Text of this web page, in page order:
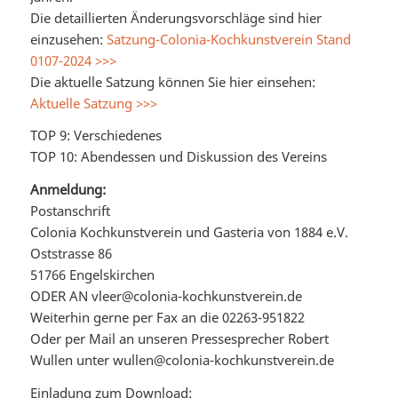
Die detaillierten Änderungsvorschläge sind hier
einzusehen: Satzung-Colonia-Kochkunstverein Stand
0107-2024 >>>
Die aktuelle Satzung können Sie hier einsehen:
Aktuelle Satzung >>>
TOP 9: Verschiedenes
TOP 10: Abendessen und Diskussion des Vereins
Anmeldung:
Postanschrift
Colonia Kochkunstverein und Gasteria von 1884 e.V.
Oststrasse 86
51766 Engelskirchen
ODER AN vleer@colonia-kochkunstverein.de
Weiterhin gerne per Fax an die 02263-951822
Oder per Mail an unseren Pressesprecher Robert
Wullen unter wullen@colonia-kochkunstverein.de
Einladung zum Download: